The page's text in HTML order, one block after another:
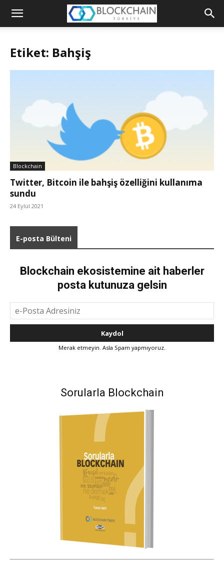
Blockchain
Etiket: Bahşiş
Blockchain
Twitter, Bitcoin ile bahşiş özelliğini kullanıma
sundu
24 Eylül 2021
E-posta Bülteni
Blockchain ekosistemine ait haberler
posta kutunuza gelsin
Merak etmeyin. Asla Spam yapmıyoruz.
Sorularla Blockchain